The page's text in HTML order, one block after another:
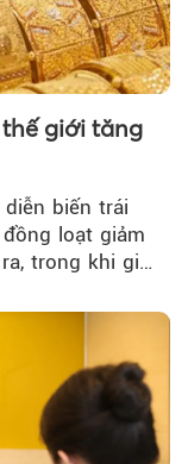
giới tăng
biến trái
loạt giảm
trong khi giá